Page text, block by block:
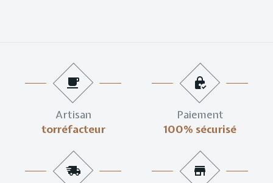
Artisan
torréfacteur
Paiement
100% sécurisé